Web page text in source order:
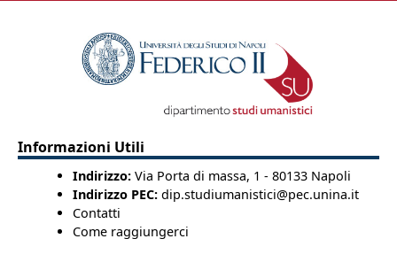
Informazioni Utili
Indirizzo: Via Porta di massa, 1 - 80133 Napoli
Indirizzo PEC: dip.studiumanistici@pec.unina.it
Contatti
Come raggiungerci